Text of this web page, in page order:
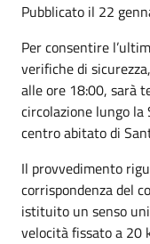
Pubblicato il 22
Per consentire
verifiche di
alle ore 18:00, sarà
circolazione lungo la
centro abitato di
Il provvedimento
corrispondenza del
istituito un senso
velocità fissato a 20